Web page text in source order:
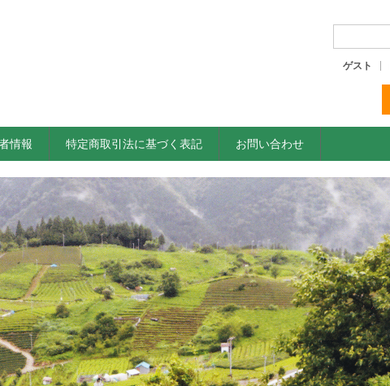
ゲスト
情報 特定商取引法に基づく表記 お問い合わせ